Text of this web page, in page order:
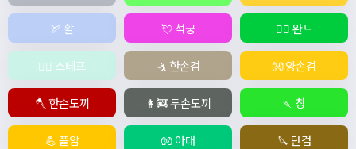
🏹 활 💘 석궁 🧙‍♀️ 완드
🧚‍♂️ 스테프 🤺 한손검 👐 양손검
🪓 한손도끼 👩‍🚒 두손도끼 🍡 창
💪 폴암 🧤 아대 🔪 단검